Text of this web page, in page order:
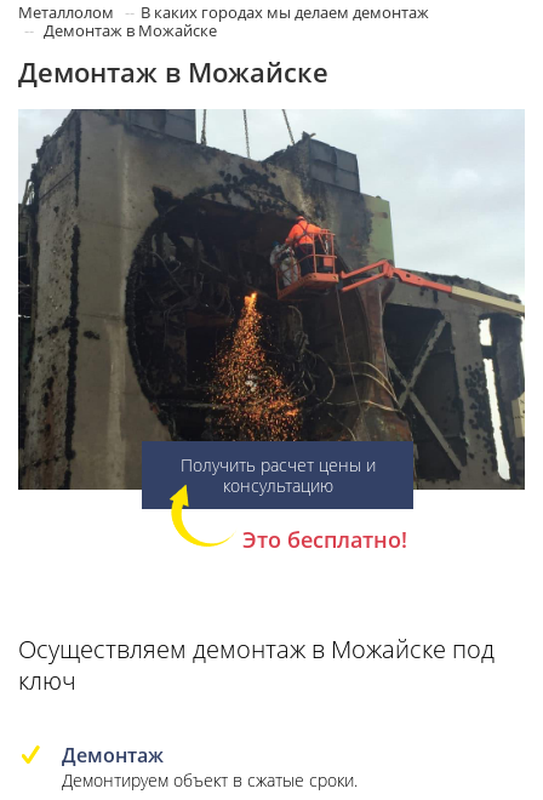
Металлолом
В каких городах мы делаем демонтаж
Демонтаж в Можайске
Демонтаж в Можайске
Получить расчет цены и
консультацию
Это бесплатно!
Осуществляем демонтаж в Можайске под
ключ
Демонтаж
Демонтируем объект в сжатые сроки.